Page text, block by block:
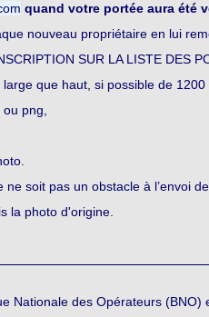
quand votre portée aura été
nouveau propriétaire en lui
SUR LA LISTE
que haut, si possible de
png,
soit pas un obstacle à l’envoi
la photo d'origine.
Nationale des Opérateurs